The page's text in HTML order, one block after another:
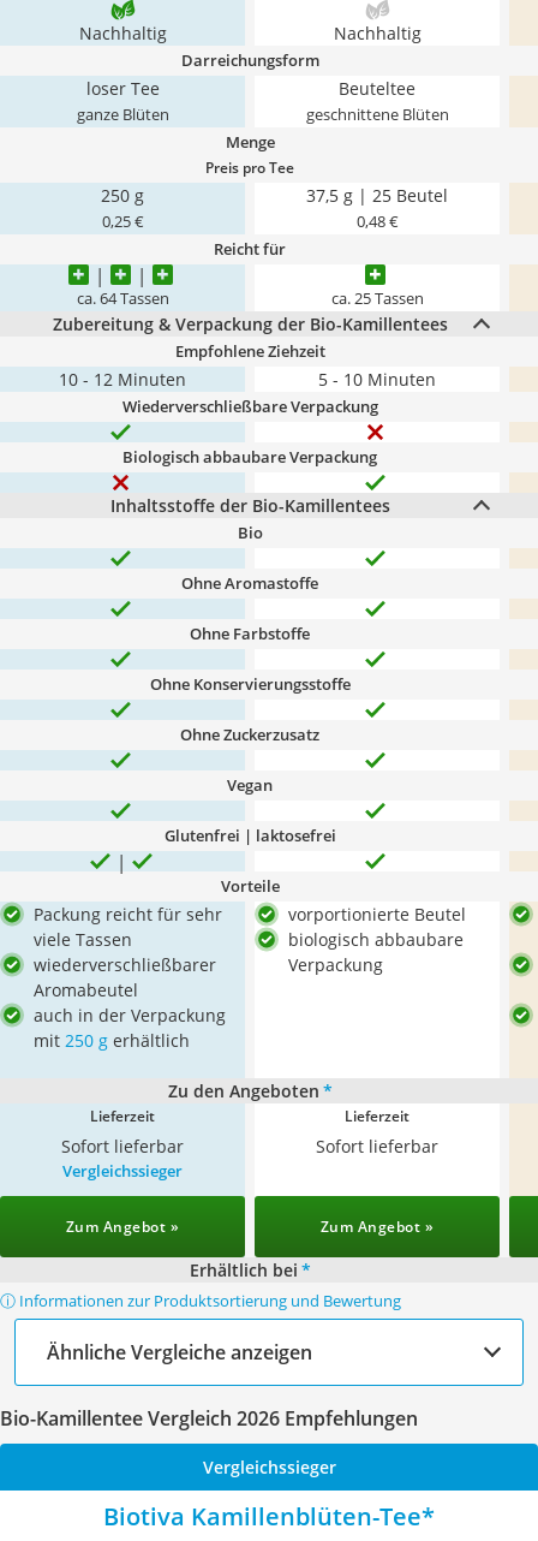
Nachhaltig Nachhaltig
Darreichungsform
loser Tee
ganze Blüten
Beuteltee
geschnittene Blüten
Menge
Preis pro Tee
250 g
0,25 €
37,5 g | 25 Beutel
0,48 €
Reicht für
ca. 64 Tassen ca. 25 Tassen
Zubereitung & Verpackung der Bio-Kamillentees
Empfohlene Ziehzeit
10 - 12 Minuten 5 - 10 Minuten
Wiederverschließbare Verpackung
Biologisch abbaubare Verpackung
Inhaltsstoffe der Bio-Kamillentees
Bio
Ohne Aromastoffe
Ohne Farbstoffe
Ohne Konservierungsstoffe
Ohne Zuckerzusatz
Vegan
Glutenfrei | laktosefrei
Vorteile
Packung reicht für sehr
viele Tassen
wiederverschließbarer
Aromabeutel
auch in der Verpackung
mit 250 g erhältlich
vorportionierte Beutel
biologisch abbaubare
Verpackung
Zu den Angeboten *
Lieferzeit
Sofort lieferbar
Lieferzeit
Sofort lieferbar
Vergleichssieger
Zum Angebot » Zum Angebot »
Erhältlich bei *
ⓘ Informationen zur Produktsortierung und Bewertung
Ähnliche Vergleiche anzeigen
Bio-Kamillentee Vergleich 2026 Empfehlungen
Vergleichssieger
Biotiva Kamillenblüten-Tee